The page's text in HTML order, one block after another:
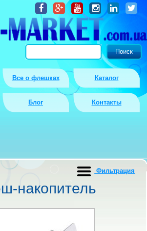
Все о флешках Каталог
Блог Контакты
накопитель
Фильтрация